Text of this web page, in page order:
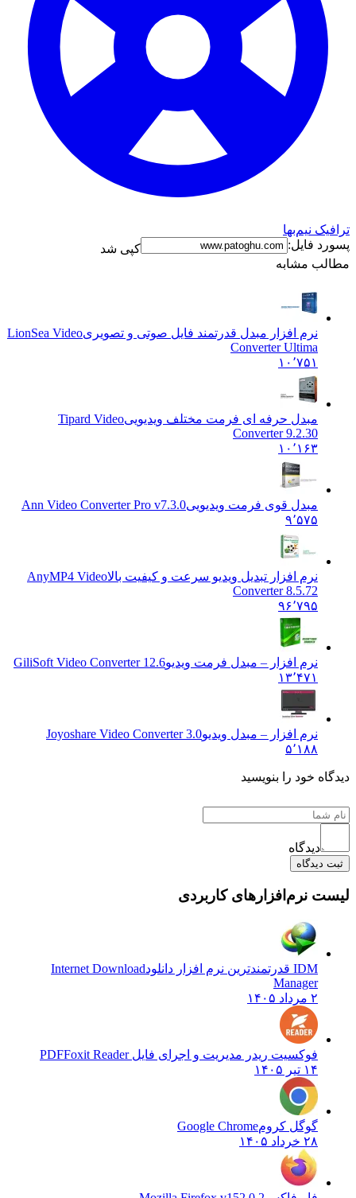
نیم‌بها
فایل:
کپی شد
مشابه
نرم افزار مبدل قدرتمند فایل صوتی و تصویریLionSea Video
Converter Ultima
۱۰٬۷۵۱
مبدل حرفه ای فرمت مختلف ویدیوییTipard Video
Converter 9.2.30
۱۰٬۱۶۳
مبدل قوی فرمت ویدیوییAnn Video Converter Pro v7.3.0
نرم افزار تبدیل ویدیو سرعت و کیفیت بالاAnyMP4 Video
Converter 8.5.72
۹۶٬۷۹۵
نرم افزار – مبدل فرمت ویدیوGiliSoft Video Converter 12.6
۱۳٬۴۷۱
نرم افزار – مبدل ویدیوJoyoshare Video Converter 3.0
خود را بنویسید
نرم‌افزارهای کاربردی
Internet Download
Manager
فوکسیت ریدر مدیریت و اجرای فایل PDFFoxit Reader
گوگل کروم Google Chrome